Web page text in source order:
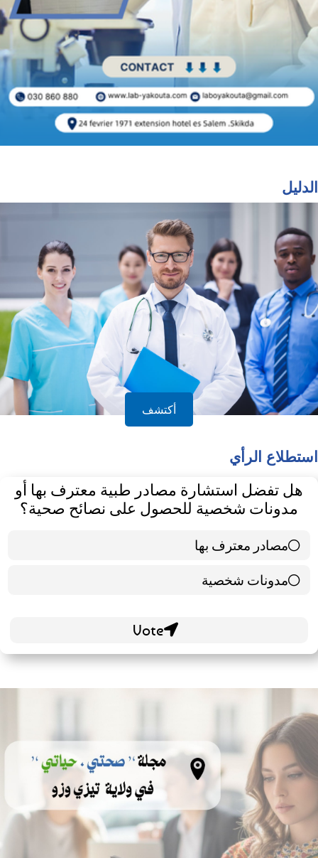
الدليل
أكتشف
استطلاع الرأي
هل تفضل استشارة مصادر طبية معترف بها أو
مدونات شخصية للحصول على نصائح صحية؟
مصادر معترف بها
39 ( 65 % )
مدونات شخصية
21 ( 35 % )